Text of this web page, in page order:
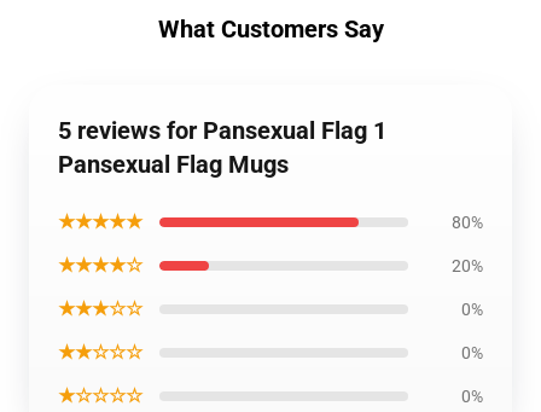
What Customers Say
5 reviews for Pansexual Flag 1
Pansexual Flag Mugs
★★★★★ 80%
★★★★☆ 20%
★★★☆☆ 0%
★★☆☆☆ 0%
★☆☆☆☆ 0%